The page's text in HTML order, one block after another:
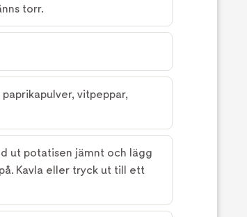
torr.
vitpeppar,
ut potatisen jämnt och lägg
Kavla eller tryck ut till ett